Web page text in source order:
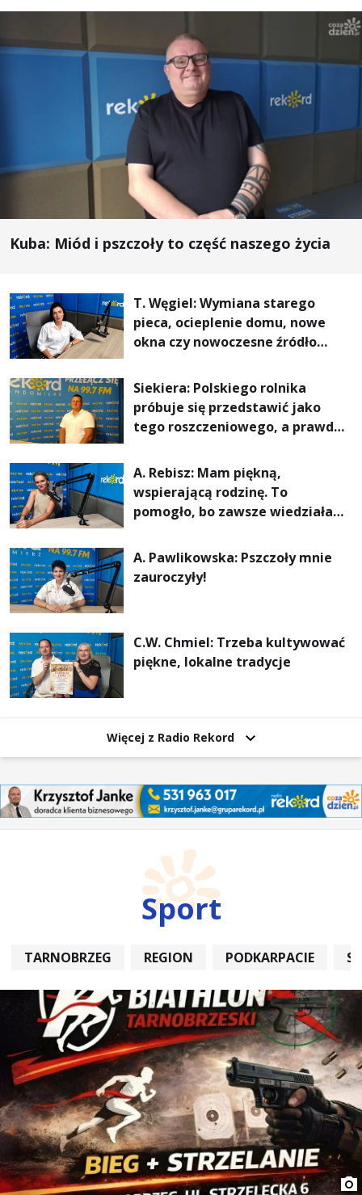
Kuba: Miód i pszczoły to część naszego życia
T. Węgiel: Wymiana starego
pieca, ocieplenie domu, nowe
okna czy nowoczesne źródło
rachunki za energię, lepszy
komfort życia i... czystsze
powietrze
Siekiera: Polskiego rolnika
próbuje się przedstawić jako
tego roszczeniowego, a prawda
A. Rebisz: Mam piękną,
wspierającą rodzinę. To
pomogło, bo zawsze wiedziałam,
najważniejsza
A. Pawlikowska: Pszczoły mnie
zauroczyły!
C.W. Chmiel: Trzeba kultywować
piękne, lokalne tradycje
Więcej z Radio Rekord
Sport
TARNOBRZEG REGION PODKARPACIE